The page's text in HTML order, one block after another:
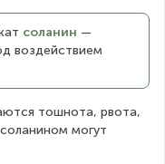
соланин —
воздействием
тошнота, рвота,
могут